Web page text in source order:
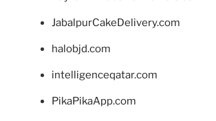
JabalpurCakeDelivery.com
halobjd.com
intelligenceqatar.com
PikaPikaApp.com